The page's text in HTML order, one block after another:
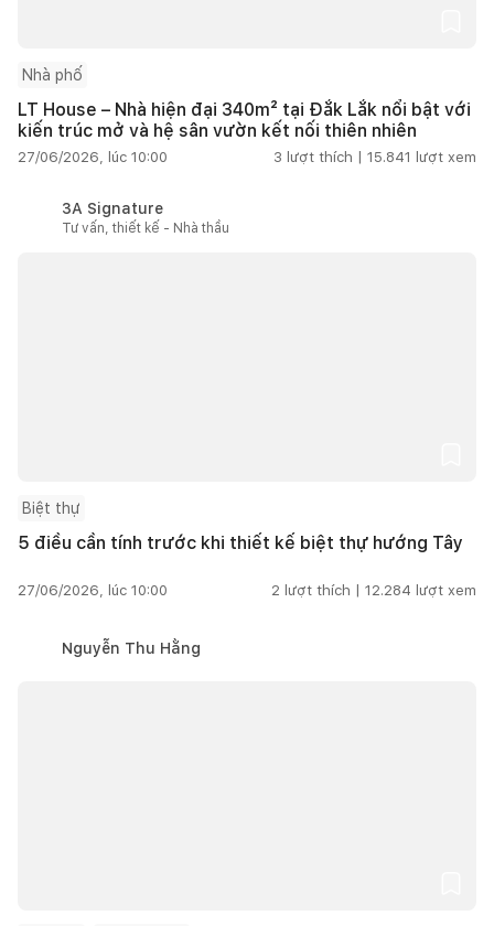
Nhà phố
LT House – Nhà hiện đại 340m² tại Đắk Lắk nổi bật với
kiến trúc mở và hệ sân vườn kết nối thiên nhiên
27/06/2026, lúc 10:00 3 lượt thích | 15.841 lượt xem
3A Signature
Tư vấn, thiết kế - Nhà thầu
Biệt thự
5 điều cần tính trước khi thiết kế biệt thự hướng Tây
27/06/2026, lúc 10:00 2 lượt thích | 12.284 lượt xem
Nguyễn Thu Hằng